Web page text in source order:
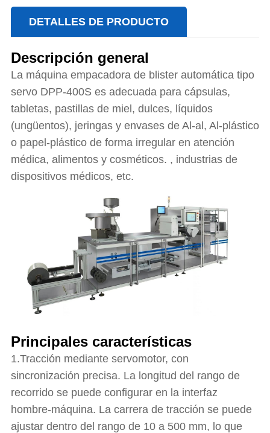
DETALLES DE PRODUCTO
Descripción general
La máquina empacadora de blister automática tipo
servo DPP-400S es adecuada para cápsulas,
tabletas, pastillas de miel, dulces, líquidos
(ungüentos), jeringas y envases de Al-al, Al-plástico
o papel-plástico de forma irregular en atención
médica, alimentos y cosméticos. , industrias de
dispositivos médicos, etc.
Principales características
1.Tracción mediante servomotor, con
sincronización precisa. La longitud del rango de
recorrido se puede configurar en la interfaz
hombre-máquina. La carrera de tracción se puede
ajustar dentro del rango de 10 a 500 mm, lo que